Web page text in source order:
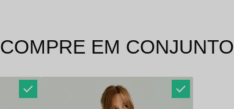
COMPRE EM CONJUNTO